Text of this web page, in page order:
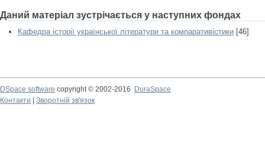
Даний матеріал зустрічається у наступних фондах
Кафедра історії української літератури та компаративістики [46]
DSpace software copyright © 2002-2016
DuraSpace
Контакти
Зворотній зв'язок